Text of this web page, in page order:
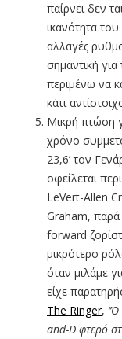
παίρνει δεν
ικανότητα
αλλαγές
σημαντική
περιμένω να
κάτι
Μικρή πτώση
χρόνο
23,6’ τον
οφείλεται
LeVert-Allen
Graham, παρά
forward
μικρότερο
όταν μιλάμε
είχε
The Ringer,
and-D φτερό